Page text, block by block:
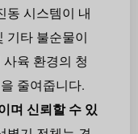
동 시스템이 내
타 불순물이
육 환경의 청
줄여줍니다.
며 신뢰할 수 있